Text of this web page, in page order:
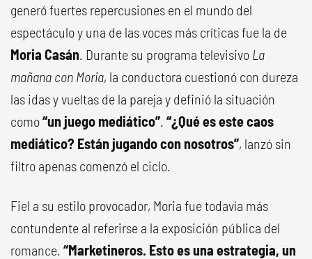
generó fuertes repercusiones en el mundo del
espectáculo y una de las voces más críticas fue la de
Moria Casán. Durante su programa televisivo La
mañana con Moria, la conductora cuestionó con dureza
las idas y vueltas de la pareja y definió la situación
como“un juego mediático”. “¿Qué es este caos
mediático? Están jugando con nosotros”, lanzó sin
filtro apenas comenzó el ciclo.
Fiel a su estilo provocador, Moria fue todavía más
contundente al referirse a la exposición pública del
romance. “Marketineros. Esto es una estrategia, un